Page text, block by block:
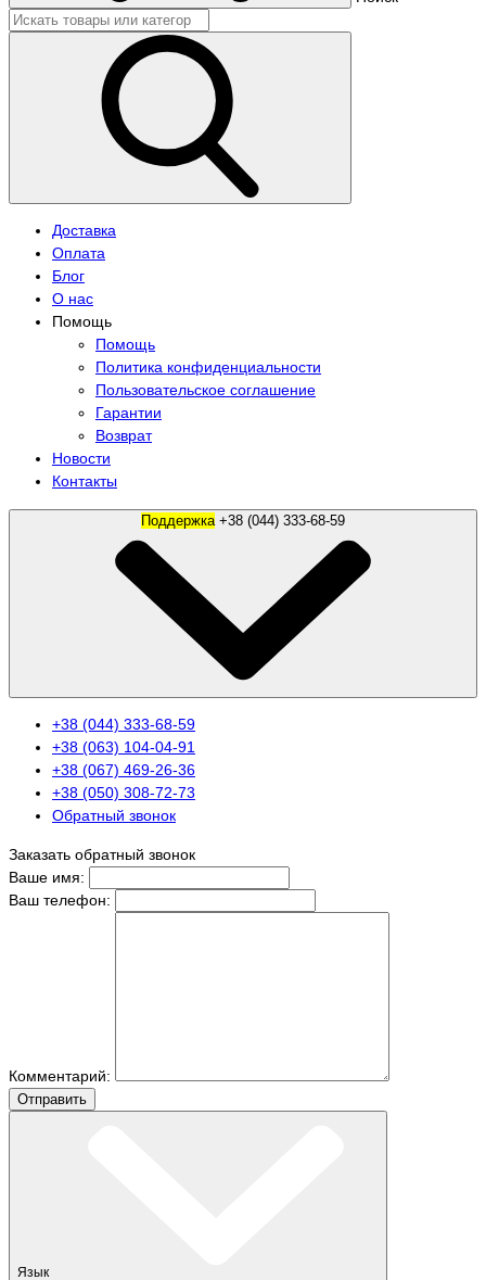
Доставка
Оплата
Блог
О нас
Помощь
Помощь
Политика конфиденциальности
Пользовательское соглашение
Гарантии
Возврат
Новости
Контакты
Поддержка
+38 (044) 333-68-59
+38 (063) 104-04-91
+38 (067) 469-26-36
+38 (050) 308-72-73
Обратный звонок
Заказать обратный звонок
Ваше имя:
Ваш телефон:
Комментарий:
Отправить
Язык